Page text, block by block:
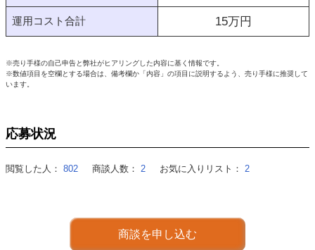
運用コスト合計 15万円
※売り手様の自己申告と弊社がヒアリングした内容に基く情報です。
※数値項目を空欄とする場合は、備考欄か「内容」の項目に説明するよう、売り手様に推奨して
います。
応募状況
閲覧した人： 802 商談人数： 2 お気に入りリスト： 2
商談を申し込む